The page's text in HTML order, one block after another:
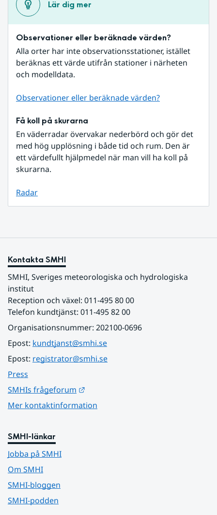
Lär dig mer
Observationer eller beräknade värden?
Alla orter har inte observationsstationer, istället
beräknas ett värde utifrån stationer i närheten
och modelldata.
Observationer eller beräknade värden?
Få koll på skurarna
En väderradar övervakar nederbörd och gör det
med hög upplösning i både tid och rum. Den är
ett värdefullt hjälpmedel när man vill ha koll på
skurarna.
Radar
Kontakta SMHI
SMHI, Sveriges meteorologiska och hydrologiska
institut
Reception och växel: 011-495 80 00
Telefon kundtjänst: 011-495 82 00
Organisationsnummer: 202100-0696
Epost: kundtjanst@smhi.se
Epost: registrator@smhi.se
Press
SMHIs frågeforum
Mer kontaktinformation
SMHI-länkar
Jobba på SMHI
Om SMHI
SMHI-bloggen
SMHI-podden